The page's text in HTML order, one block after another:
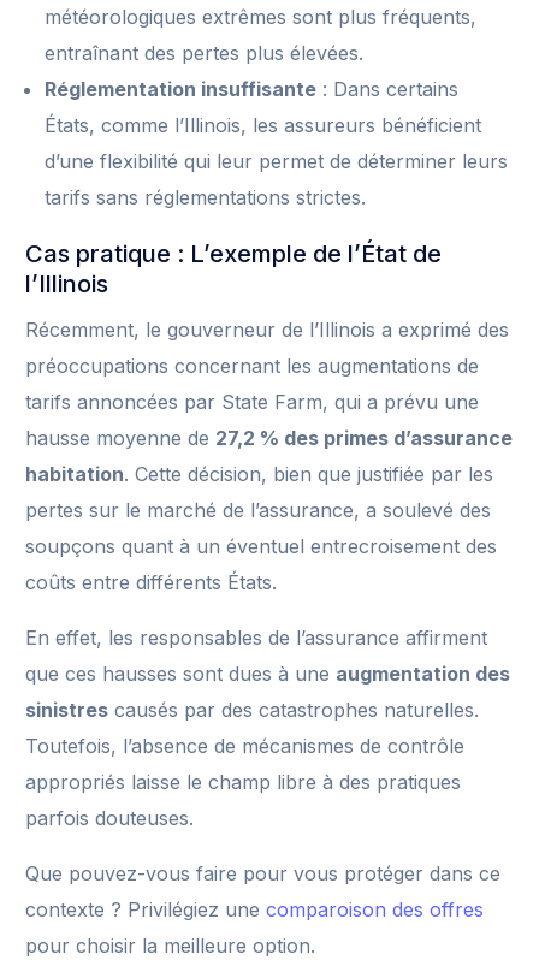
météorologiques extrêmes sont plus fréquents,
entraînant des pertes plus élevées.
Réglementation insuffisante : Dans certains
États, comme l’Illinois, les assureurs bénéficient
d’une flexibilité qui leur permet de déterminer leurs
tarifs sans réglementations strictes.
Cas pratique : L’exemple de l’État de
l’Illinois
Récemment, le gouverneur de l’Illinois a exprimé des
préoccupations concernant les augmentations de
tarifs annoncées par State Farm, qui a prévu une
hausse moyenne de 27,2 % des primes d’assurance
habitation. Cette décision, bien que justifiée par les
pertes sur le marché de l’assurance, a soulevé des
soupçons quant à un éventuel entrecroisement des
coûts entre différents États.
En effet, les responsables de l’assurance affirment
que ces hausses sont dues à une augmentation des
sinistres causés par des catastrophes naturelles.
Toutefois, l’absence de mécanismes de contrôle
appropriés laisse le champ libre à des pratiques
parfois douteuses.
Que pouvez-vous faire pour vous protéger dans ce
contexte ? Privilégiez unecomparoison des offres
pour choisir la meilleure option.